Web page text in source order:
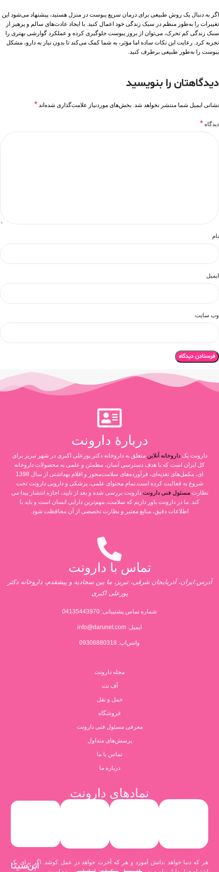
اگر به دنبال یک روش طبیعی برای درمان سریع یبوست در منزل هستید، پیشنهاد می‌شود این
تغییرات را به‌طور منظم در سبک زندگی خود اعمال کنید. با ایجاد عادت‌های سالم و پرهیز از
سبک زندگی کم‌ تحرک، می‌توان از بروز یبوست جلوگیری کرده و عملکرد گوارشی بهتری را
تجربه کرد. رعایت این نکات ساده اما مؤثر، به شما کمک می‌کند تا بدون نیاز به دارو، مشکل
یبوست را به‌طور طبیعی برطرف کنید.
دیدگاهتان را بنویسید
نشانی ایمیل شما منتشر نخواهد شد. بخش‌های موردنیاز علامت‌گذاری شده‌اند *
دیدگاه *
نام
ایمیل
وب‌ سایت
دربارۀ دارونت
دارونت یکداروخانه آنلاین متعلق به داروخانه دکتر پورعلی اکبری در شهر تبریز برای
کل ایران است که با هدف دسترسی آسان، مطمئن و علمی به محصولات داروخانه
ای، مکمل‌های تغذیه‌ای، فرآورده‌های سلامت‌محور و اقلام بهداشتی از سال 1398
شروع به فعالیت کرده است.تمام محتوای علمی، پزشکی و دارویی دارونت تحت
نظارتمسئول فنی دارونت دارونت بررسی شده و بعد از تایید، اجازه انتشار پیدا می
کند. ما در دارونت باور داریم که سلامت، مهم‌ترین دارایی انسان است و باید با
اطلاعات دقیق، منابع معتبر و نظارت تخصصی از آن محافظت شود.
تماس با دارونت
آدرس:ایران، آذربایجان شرقی، تبریز، ما بین سجادیه و پیشقدم، داروخانه دکتر
پورعلی اکبری
شماره تماس پشتیبانی: 04135443970
ایمیل: info@darunet.com
واتس‌اپ: 09306880318
مجله دارونت
آف نت
حمل و نقل
فروشگاه
معرفی مسئول فنی دارونت
پرسش‌های متداول
تماس با ما
درباره ما
نمادهای دارونت
هر که دنیا خواهد ،دانش آموزد و هر که آخرت خواهد در عمل کوشد. اگر برای یک
ابن‌سینا